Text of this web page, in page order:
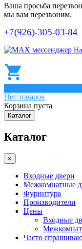
Ваша просьба
мы вам перезвоним.
+7(926)-305-03-84
Нет товаров
Корзина пуста
Каталог
Каталог
×
Входные двери
Межкомнатные
Фурнитура
Производители
Цены
Входные
Часто